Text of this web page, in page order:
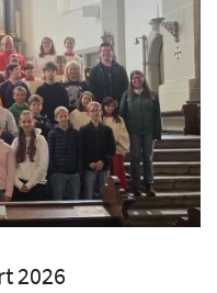
2026